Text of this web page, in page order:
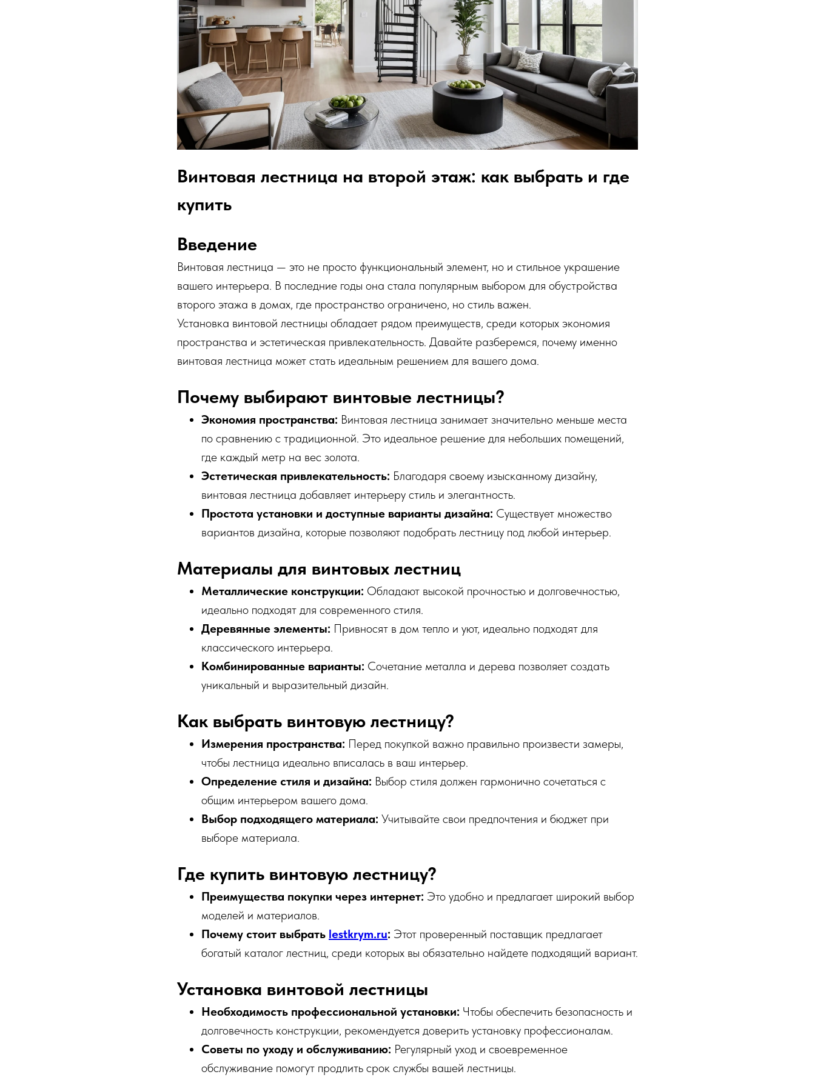
Винтовая лестница на второй этаж: как выбрать и где
купить
Введение
Винтовая лестница — это не просто функциональный элемент, но и стильное украшение
вашего интерьера. В последние годы она стала популярным выбором для обустройства
второго этажа в домах, где пространство ограничено, но стиль важен.
Установка винтовой лестницы обладает рядом преимуществ, среди которых экономия
пространства и эстетическая привлекательность. Давайте разберемся, почему именно
винтовая лестница может стать идеальным решением для вашего дома.
Почему выбирают винтовые лестницы?
Экономия пространства: Винтовая лестница занимает значительно меньше места
по сравнению с традиционной. Это идеальное решение для небольших помещений,
где каждый метр на вес золота.
Эстетическая привлекательность: Благодаря своему изысканному дизайну,
винтовая лестница добавляет интерьеру стиль и элегантность.
Простота установки и доступные варианты дизайна: Существует множество
вариантов дизайна, которые позволяют подобрать лестницу под любой интерьер.
Материалы для винтовых лестниц
Металлические конструкции: Обладают высокой прочностью и долговечностью,
идеально подходят для современного стиля.
Деревянные элементы: Привносят в дом тепло и уют, идеально подходят для
классического интерьера.
Комбинированные варианты: Сочетание металла и дерева позволяет создать
уникальный и выразительный дизайн.
Как выбрать винтовую лестницу?
Измерения пространства: Перед покупкой важно правильно произвести замеры,
чтобы лестница идеально вписалась в ваш интерьер.
Определение стиля и дизайна: Выбор стиля должен гармонично сочетаться с
общим интерьером вашего дома.
Выбор подходящего материала: Учитывайте свои предпочтения и бюджет при
выборе материала.
Где купить винтовую лестницу?
Преимущества покупки через интернет: Это удобно и предлагает широкий выбор
моделей и материалов.
Почему стоит выбрать lestkrym.ru: Этот проверенный поставщик предлагает
богатый каталог лестниц, среди которых вы обязательно найдете подходящий вариант.
Установка винтовой лестницы
Необходимость профессиональной установки: Чтобы обеспечить безопасность и
долговечность конструкции, рекомендуется доверить установку профессионалам.
Советы по уходу и обслуживанию: Регулярный уход и своевременное
обслуживание помогут продлить срок службы вашей лестницы.